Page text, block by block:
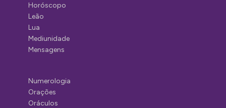
Horóscopo
Leão
Lua
Mediunidade
Mensagens
Numerologia
Orações
Oráculos